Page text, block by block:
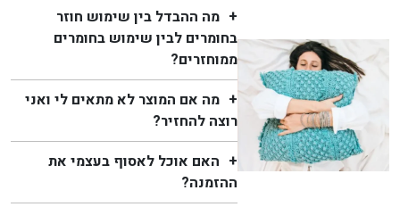
מה ההבדל בין שימוש חוזר
בחומרים לבין שימוש בחומרים
ממוחזרים?
מה אם המוצר לא מתאים לי ואני
רוצה להחזיר?
האם אוכל לאסוף בעצמי את
ההזמנה?